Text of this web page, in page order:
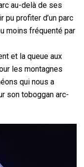
au-delà de ses
pu profiter d’un parc
moins fréquenté par
et la queue aux
les montagnes
qui nous a
son toboggan arc-